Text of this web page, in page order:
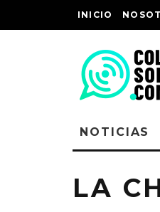
INICIO
NOTICIAS
LA